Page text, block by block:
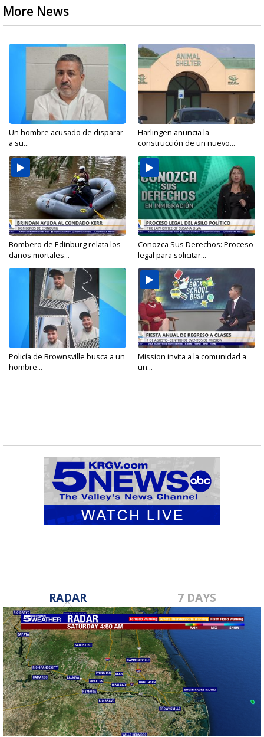
More News
Un hombre acusado de disparar
a su...
Harlingen anuncia la
construcción de un nuevo...
Bombero de Edinburg relata los
daños mortales...
Conozca Sus Derechos: Proceso
legal para solicitar...
Policía de Brownsville busca a un
hombre...
Mission invita a la comunidad a
un...
RADAR 7 DAYS